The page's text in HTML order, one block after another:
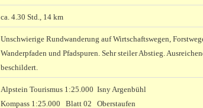
ca. 4.30 Std., 14 km
Unschwierige Rundwanderung auf Wirtschaftswegen,
Wanderpfaden und Pfadspuren. Sehr steiler Abstieg.
beschildert.
Alpstein Tourismus 1:25.000 Isny Argenbühl
Kompass 1:25.000 Blatt 02 Oberstaufen